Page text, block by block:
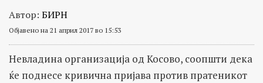
Автор: БИРН
Објавено на 21 април 2017 во 15:53
Невладинa организација од Косово, соопшти дека
ќе поднесе кривична пријава против пратеникот